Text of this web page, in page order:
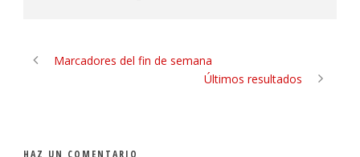
Marcadores del fin de semana
Últimos resultados
HAZ UN COMENTARIO